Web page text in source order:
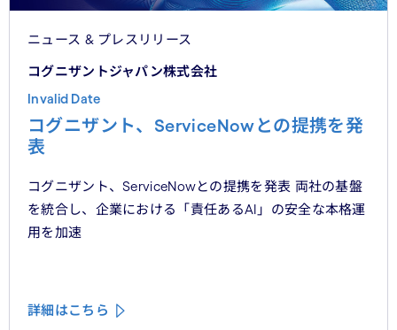
ニュース & プレスリリース
コグニザントジャパン株式会社
Invalid Date
コグニザント、ServiceNowとの提携を発
表
コグニザント、ServiceNowとの提携を発表 両社の基盤
を統合し、企業における「責任あるAI」の安全な本格運
用を加速
詳細はこちら